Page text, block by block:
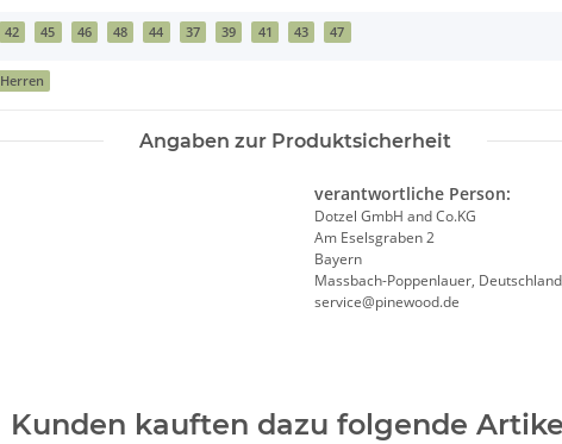
42 45 46 48 44 37 39 41 43 47
Herren
Angaben zur Produktsicherheit
verantwortliche Person:
Dotzel GmbH and Co.KG
Am Eselsgraben 2
Bayern
Massbach-Poppenlauer,
service@pinewood.de
Kunden kauften dazu folgende